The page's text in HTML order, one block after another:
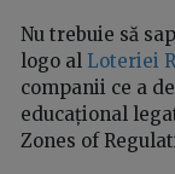
Nu trebuie să
logo al Loteriei
companii ce a
educațional
Zones of